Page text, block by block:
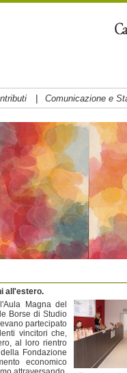
| Comunicazione e
all'estero.
Magna del
Borse di Studio
partecipato
vincitori che,
al loro rientro
Fondazione
economico